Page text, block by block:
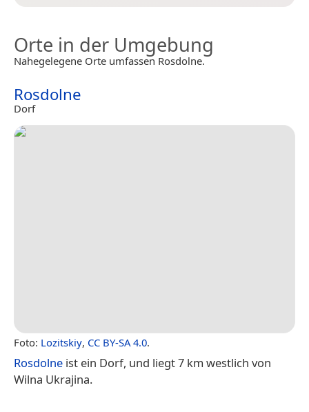
Orte in der Umgebung
Nahegelegene Orte umfassen Rosdolne.
Rosdolne
Dorf
Foto: Lozitskiy, CC BY-SA 4.0.
Rosdolne ist ein Dorf, und liegt 7 km westlich von
Wilna Ukrajina.